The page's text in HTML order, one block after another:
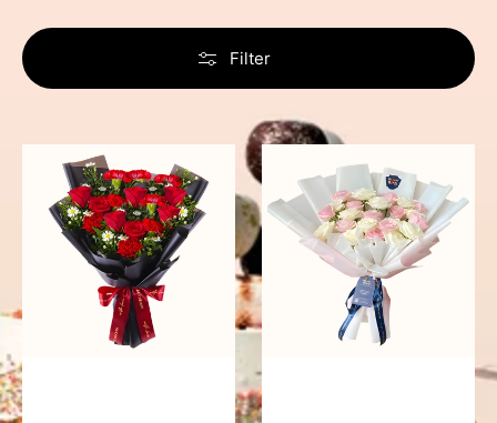
Filter
Passion
Pure
Love